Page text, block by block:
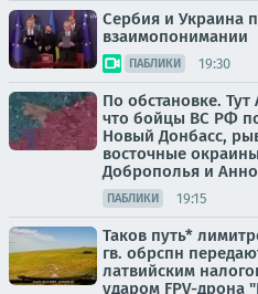
Сербия и Украина
взаимопонимании
ПАБЛИКИ 19:30
По обстановке.
что бойцы ВС РФ
Новый Донбасс,
восточные
Доброполья и
ПАБЛИКИ 19:15
Таков путь*
гв. обрспн
латвийским
ударом FPV-дрона